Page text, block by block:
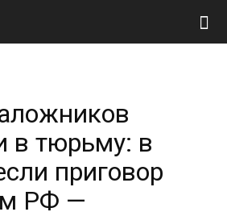
в тюрьму: в
приговор
РФ —